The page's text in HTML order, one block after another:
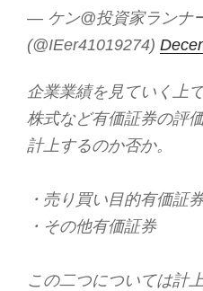
— ケン@投資家ランナ
(@IEer41019274)
企業業績を見ていく上
株式など有価証券の評
計上するのか否か。
・売り買い目的有価証
・その他有価証券
この二つについては計